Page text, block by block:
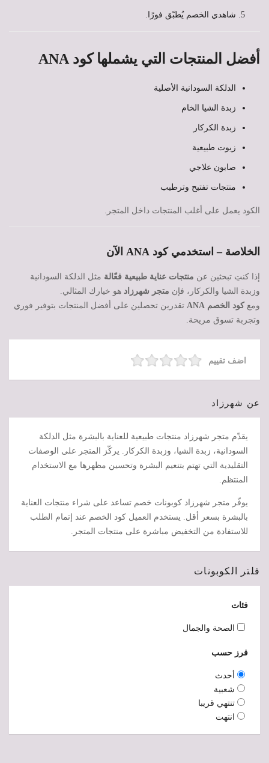
شاهدي الخصم يُطبّق فورًا.
أفضل المنتجات التي يشملها كود ANA
الدلكة السودانية الأصلية
زبدة الشيا الخام
زبدة الكركار
زيوت طبيعية
صابون علاجي
منتجات تفتيح وترطيب
الكود يعمل على أغلب المنتجات داخل المتجر.
الخلاصة – استخدمي كود ANA الآن
إذا كنتِ تبحثين عن منتجات عناية طبيعية فعّالة مثل الدلكة السودانية
وزبدة الشيا والكركار، فإن متجر شهرزاد هو خيارك المثالي.
ومع كود الخصم ANA
تقدرين تحصلين على أفضل المنتجات بتوفير فوري
وتجربة تسوق مريحة.
اضف تقييم
عن شهرزاد
يقدّم متجر شهرزاد منتجات طبيعية للعناية بالبشرة مثل الدلكة
السودانية، زبدة الشيا، وزبدة الكركار. يركّز المتجر على الوصفات
التقليدية التي تهتم بتنعيم البشرة وتحسين مظهرها مع الاستخدام
المنتظم.
يوفّر متجر شهرزاد كوبونات خصم تساعد على شراء منتجات العناية
بالبشرة بسعر أقل. يستخدم العميل كود الخصم عند إتمام الطلب
للاستفادة من التخفيض مباشرة على منتجات المتجر.
فلتر الكوبونات
فئات
الصحة والجمال
فرز حسب
أحدث
شعبية
تنتهي قريبا
انتهت